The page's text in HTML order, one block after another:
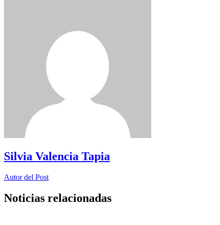
Silvia Valencia Tapia
Autor del Post
Noticias relacionadas